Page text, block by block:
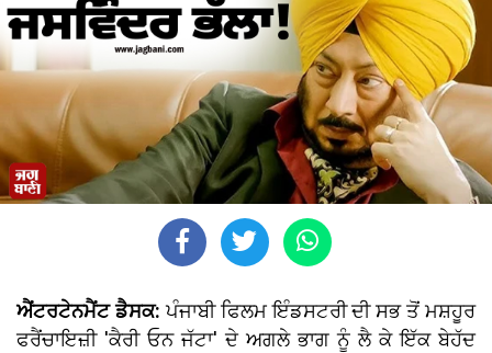
ਐਂਟਰਟੇਨਮੈਂਟ ਡੈਸਕ: ਪੰਜਾਬੀ ਫਿਲਮ ਇੰਡਸਟਰੀ ਦੀ ਸਭ ਤੋਂ ਮਸ਼ਹੂਰ
ਫਰੈਂਚਾਇਜ਼ੀ 'ਕੈਰੀ ਓਨ ਜੱਟਾ' ਦੇ ਅਗਲੇ ਭਾਗ ਨੂੰ ਲੈ ਕੇ ਇੱਕ ਬੇਹੱਦ